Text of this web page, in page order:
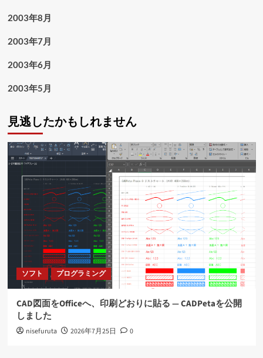
2003年8月
2003年7月
2003年6月
2003年5月
見逃したかもしれません
ソフト プログラミング
CAD図面をOfficeへ、印刷どおりに貼る ― CADPetaを公開
しました
nisefuruta 2026年7月25日 0